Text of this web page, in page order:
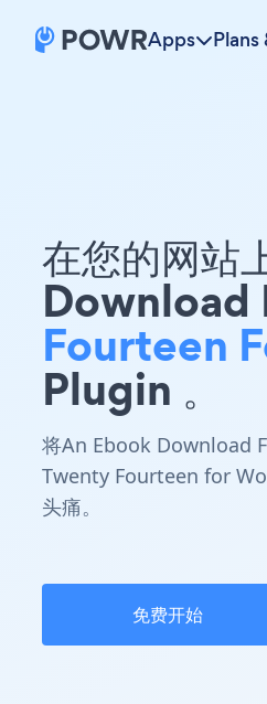
Apps Plans
在您的网
Download
Fourteen
Plugin 。
将An Ebook Download
Twenty Fourteen for
头痛。
免费开始